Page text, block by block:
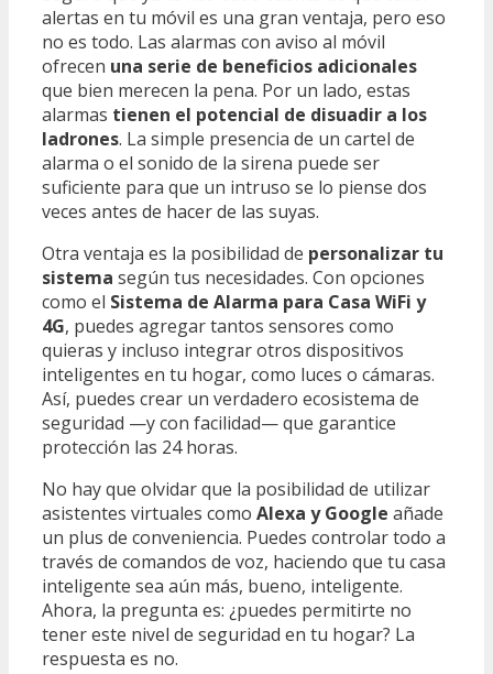
alertas en tu móvil es una gran ventaja, pero eso
no es todo. Las alarmas con aviso al móvil
ofrecen una serie de beneficios adicionales
que bien merecen la pena. Por un lado, estas
alarmas tienen el potencial de disuadir a los
ladrones. La simple presencia de un cartel de
alarma o el sonido de la sirena puede ser
suficiente para que un intruso se lo piense dos
veces antes de hacer de las suyas.
Otra ventaja es la posibilidad de personalizar tu
sistema según tus necesidades. Con opciones
como el Sistema de Alarma para Casa WiFi y
4G, puedes agregar tantos sensores como
quieras y incluso integrar otros dispositivos
inteligentes en tu hogar, como luces o cámaras.
Así, puedes crear un verdadero ecosistema de
seguridad —y con facilidad— que garantice
protección las 24 horas.
No hay que olvidar que la posibilidad de utilizar
asistentes virtuales como Alexa y Google añade
un plus de conveniencia. Puedes controlar todo a
través de comandos de voz, haciendo que tu casa
inteligente sea aún más, bueno, inteligente.
Ahora, la pregunta es: ¿puedes permitirte no
tener este nivel de seguridad en tu hogar? La
respuesta es no.